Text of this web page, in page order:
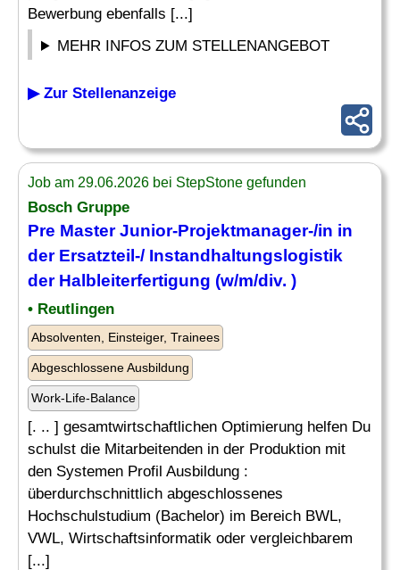
Bewerbung ebenfalls [...]
MEHR INFOS ZUM STELLENANGEBOT
▶ Zur Stellenanzeige
Job am 29.06.2026 bei StepStone gefunden
Bosch Gruppe
Pre Master Junior-Projektmanager-/in in
der Ersatzteil-/ Instandhaltungslogistik
der Halbleiterfertigung (w/m/div. )
• Reutlingen
Absolventen, Einsteiger, Trainees
Abgeschlossene Ausbildung
Work-Life-Balance
[. .. ] gesamtwirtschaftlichen Optimierung helfen Du
schulst die Mitarbeitenden in der Produktion mit
den Systemen Profil Ausbildung :
überdurchschnittlich abgeschlossenes
Hochschulstudium (Bachelor) im Bereich BWL,
VWL, Wirtschaftsinformatik oder vergleichbarem
[...]